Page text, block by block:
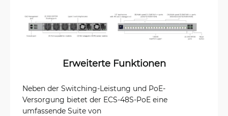
Erweiterte Funktionen
Neben der Switching-Leistung und PoE-
Versorgung bietet der ECS-48S-PoE eine
umfassende Suite von